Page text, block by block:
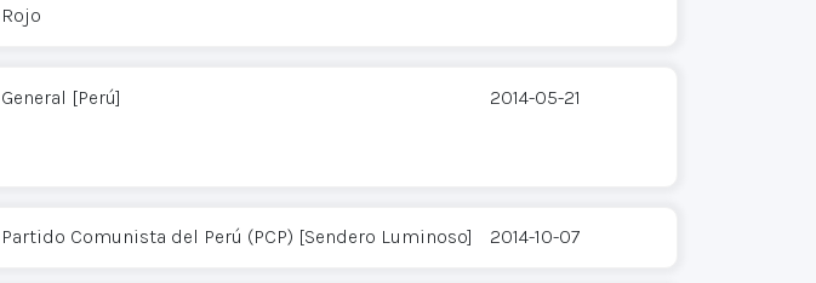
Rojo
General [Perú] 2014-05-21
Partido Comunista del Perú (PCP) [Sendero Luminoso] 2014-10-07